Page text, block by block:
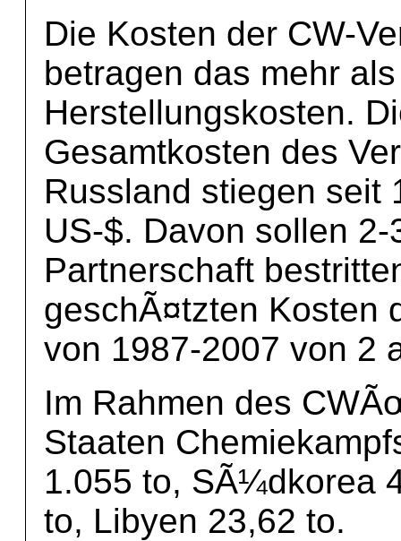
Die Kosten der CW-
betragen das mehr
Herstellungskosten.
Gesamtkosten des
Russland stiegen seit
US-$. Davon sollen
Partnerschaft
geschÃ¤tzten Kosten
von 1987-2007 von 2
Im Rahmen des
Staaten
1.055 to, SÃ¼dkorea
to, Libyen 23,62 to.